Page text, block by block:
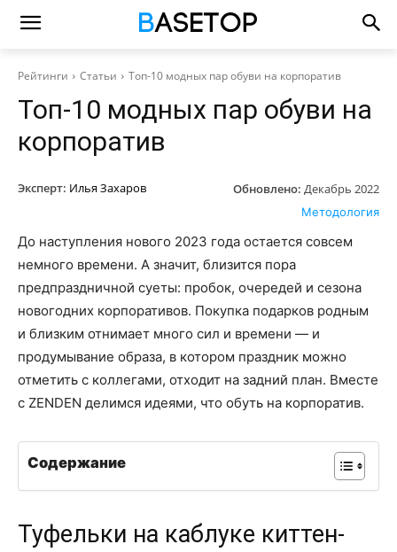
Рейтинги Статьи Топ-10 модных пар обуви на корпоратив
Топ-10 модных пар обуви на
корпоратив
Эксперт: Илья Захаров Обновлено: Декабрь 2022
Методология
До наступления нового 2023 года остается совсем
немного времени. А значит, близится пора
предпраздничной суеты: пробок, очередей и сезона
новогодних корпоративов. Покупка подарков родным
и близким отнимает много сил и времени — и
продумывание образа, в котором праздник можно
отметить с коллегами, отходит на задний план. Вместе
с ZENDEN делимся идеями, что обуть на корпоратив.
Содержание
Туфельки на каблуке киттен-